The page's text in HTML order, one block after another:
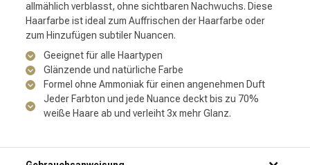
allmählich verblasst, ohne sichtbaren Nachwuchs. Diese
Haarfarbe ist ideal zum Auffrischen der Haarfarbe oder
zum Hinzufügen subtiler Nuancen.
Geeignet für alle Haartypen
Glänzende und natürliche Farbe
Formel ohne Ammoniak für einen angenehmen Duft
Jeder Farbton und jede Nuance deckt bis zu 70%
weiße Haare ab und verleiht 3x mehr Glanz.